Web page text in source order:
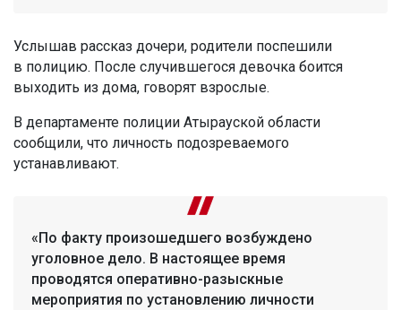
Услышав рассказ дочери, родители поспешили
в полицию. После случившегося девочка боится
выходить из дома, говорят взрослые.
В департаменте полиции Атырауской области
сообщили, что личность подозреваемого
устанавливают.
«По факту произошедшего возбуждено
уголовное дело. В настоящее время
проводятся оперативно-разыскные
мероприятия по установлению личности